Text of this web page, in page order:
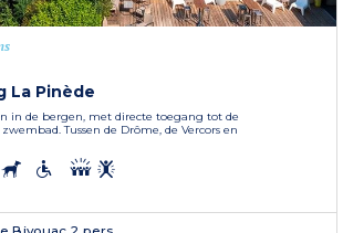
La Pinède
in de bergen, met directe toegang tot de
Tussen de Drôme, de Vercors en
Bivouac 2 pers.